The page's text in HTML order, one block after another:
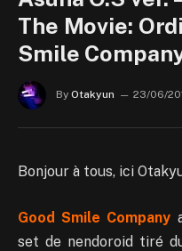
The Movie:
Smile
By Otakyun 23/06/
Bonjour à tous, ici
Good Smile Company
set de nendoroid tiré